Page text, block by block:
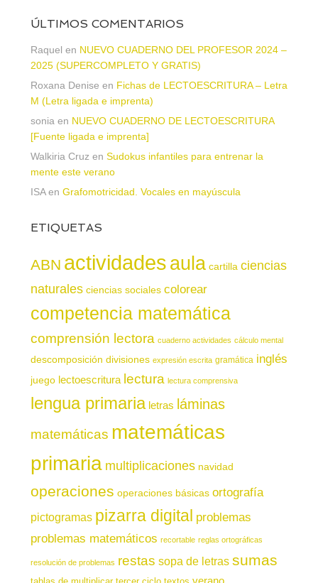
ÚLTIMOS COMENTARIOS
Raquel en NUEVO CUADERNO DEL PROFESOR 2024 –
2025 (SUPERCOMPLETO Y GRATIS)
Roxana Denise en Fichas de LECTOESCRITURA – Letra
M (Letra ligada e imprenta)
soniaen NUEVO CUADERNO DE LECTOESCRITURA
[Fuente ligada e imprenta]
Walkiria Cruzen Sudokus infantiles para entrenar la
mente este verano
ISAen Grafomotricidad. Vocales en mayúscula
ETIQUETAS
ABN actividadesaula cartilla ciencias
naturales ciencias sociales colorear
competencia matemática
comprensión lectora cuaderno actividades cálculo mental
descomposición divisiones expresión escrita gramática inglés
juego lectoescritura lectura lectura comprensiva
lengua primaria letras láminas
matemáticas matemáticas
primaria multiplicaciones navidad
operaciones operaciones básicas ortografía
pictogramas pizarra digital problemas
problemas matemáticos recortable reglas ortográficas
resolución de problemas restas sopa de letras sumas